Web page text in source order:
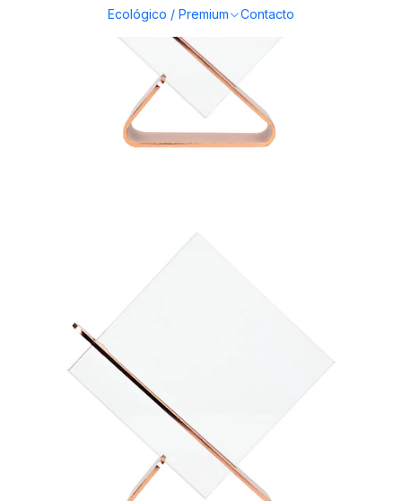
Ecológico / Premium Contacto